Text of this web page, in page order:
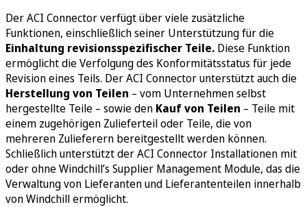
Der ACI Connector verfügt über viele zusätzliche
Funktionen, einschließlich seiner Unterstützung für die
Einhaltung revisionsspezifischer Teile. Diese Funktion
ermöglicht die Verfolgung des Konformitätsstatus für jede
Revision eines Teils. Der ACI Connector unterstützt auch die
Herstellung von Teilen – vom Unternehmen selbst
hergestellte Teile – sowie den Kauf von Teilen – Teile mit
einem zugehörigen Zulieferteil oder Teile, die von
mehreren Zulieferern bereitgestellt werden können.
Schließlich unterstützt der ACI Connector Installationen mit
oder ohne Windchill’s Supplier Management Module, das die
Verwaltung von Lieferanten und Lieferantenteilen innerhalb
von Windchill ermöglicht.